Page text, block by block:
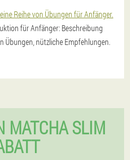
Reihe von Übungen für Anfänger.
für Anfänger: Beschreibung
Übungen, nützliche Empfehlungen.
MATCHA SLIM